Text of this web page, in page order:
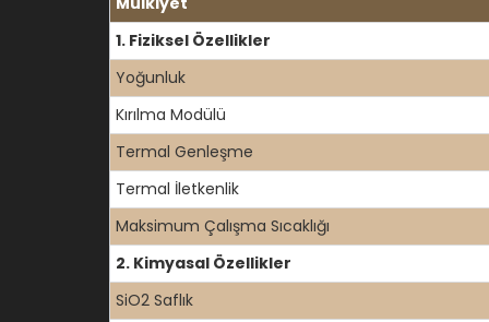
1. Fiziksel Özellikler
Yoğunluk
Kırılma Modülü
Termal Genleşme
Termal İletkenlik
Maksimum Çalışma Sıcaklığı
2. Kimyasal Özellikler
SiO2 Saflık